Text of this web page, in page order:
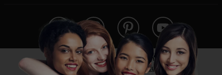
Vous n’êtes pas un professionnel ?
Visitez notre site pour les particuliers!